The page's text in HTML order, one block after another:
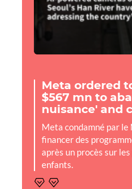
Meta ordered
$567 mn to
nuisance' and
Meta condamné par
financer des
après un procès sur
enfants.